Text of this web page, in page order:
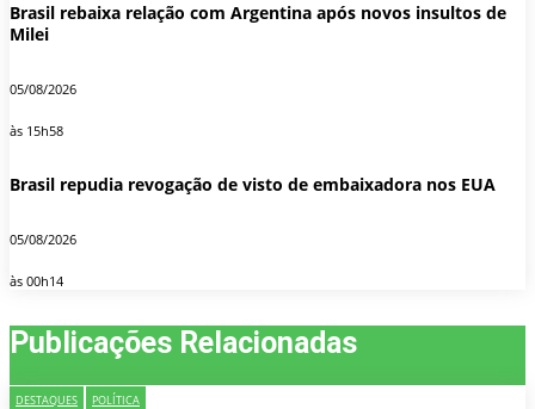
Brasil rebaixa relação com Argentina após novos insultos de
Milei
05/08/2026
às 15h58
Brasil repudia revogação de visto de embaixadora nos EUA
05/08/2026
às 00h14
Publicações Relacionadas
DESTAQUES POLÍTICA